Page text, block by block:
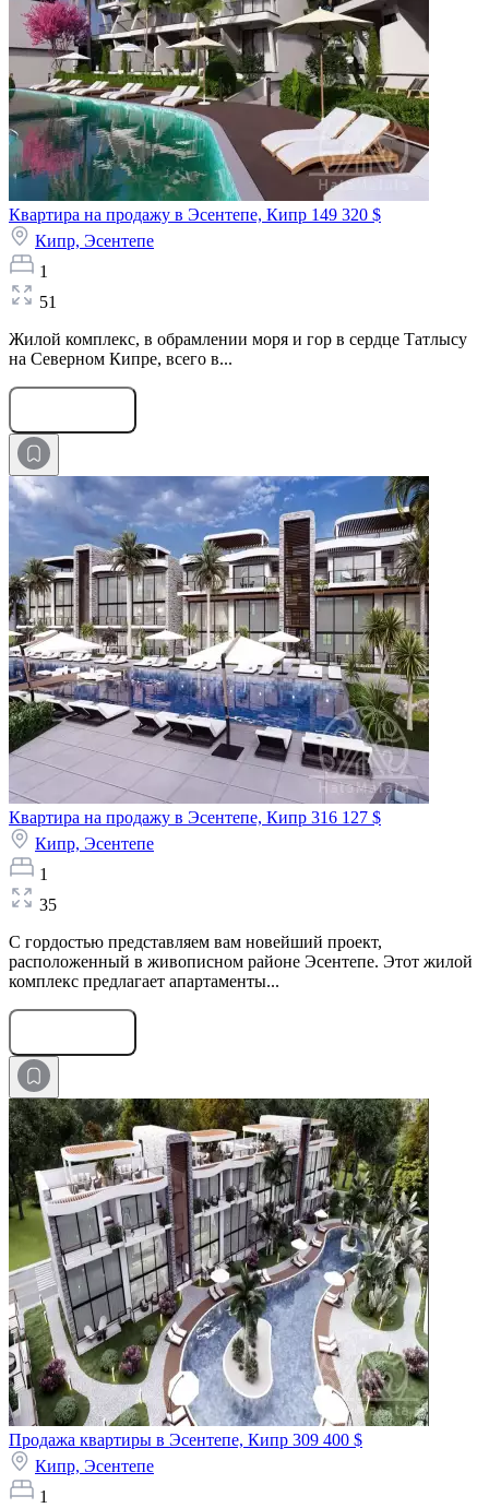
Квартира на продажу в Эсентепе, Кипр 149 320 $
Кипр, Эсентепе
1
51
Жилой комплекс, в обрамлении моря и гор в сердце Татлысу
на Северном Кипре, всего в...
Квартира на продажу в Эсентепе, Кипр 316 127 $
Кипр, Эсентепе
1
35
С гордостью представляем вам новейший проект,
расположенный в живописном районе Эсентепе. Этот жилой
комплекс предлагает апартаменты...
Продажа квартиры в Эсентепе, Кипр 309 400 $
Кипр, Эсентепе
1